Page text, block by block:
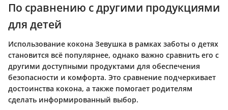
По сравнению с другими продукциями
для детей
Использование кокона Зевушка в рамках заботы о детях
становится всё популярнее, однако важно сравнить его с
другими доступными продуктами для обеспечения
безопасности и комфорта. Это сравнение подчеркивает
достоинства кокона, а также помогает родителям
сделать информированный выбор.